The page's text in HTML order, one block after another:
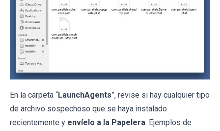
En la carpeta “LaunchAgents”, revise si hay cualquier tipo
de archivo sospechoso que se haya instalado
recientemente y envíelo a la Papelera. Ejemplos de